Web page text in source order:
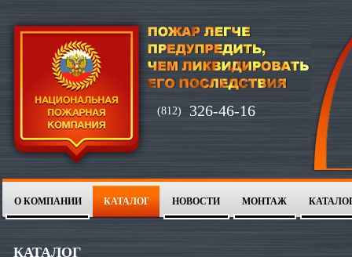
О КОМПАНИИ КАТАЛОГ НОВОСТИ МОНТАЖ
(812) 326-46-16
КАТАЛОГ